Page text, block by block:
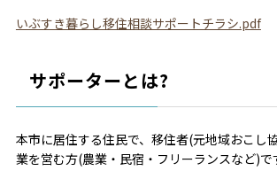
いぶすき暮らし移住相談サポートチラシ.pdf
サポーターとは?
本市に居住する住民で、移住者(元地域おこし
業を営む方(農業・民宿・フリーランスなど)で